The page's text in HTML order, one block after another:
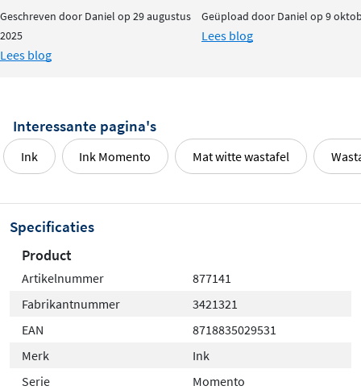
Combineer de wastafel met een afvoerplug in dezelfde
kleur en materiaalsoort voor een perfect afgestemde
uitstraling. Deze bestel je, net als de onderkast en
Geschreven door Daniel op 29 augustus
2025
Lees blog
Geüpload door Daniel op 9
Lees blog
Interessante pagina's
Ink Ink Momento Mat witte wastafel
Specificaties
Product
Artikelnummer
877141
Fabrikantnummer
3421321
EAN
8718835029531
Merk
Ink
Serie
Momento